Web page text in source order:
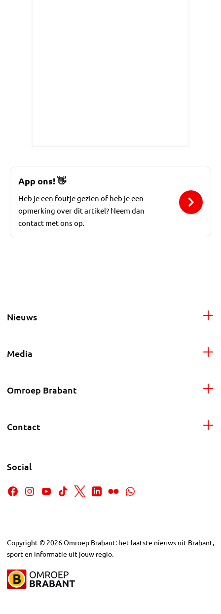
App ons!👋
Heb je een foutje gezien of heb je een
opmerking over dit artikel? Neem dan
contact met ons op.
Nieuws
Media
Omroep Brabant
Contact
Social
Copyright © 2026Omroep Brabant: het laatste nieuws uit Brabant,
sport en informatie uit jouw regio.